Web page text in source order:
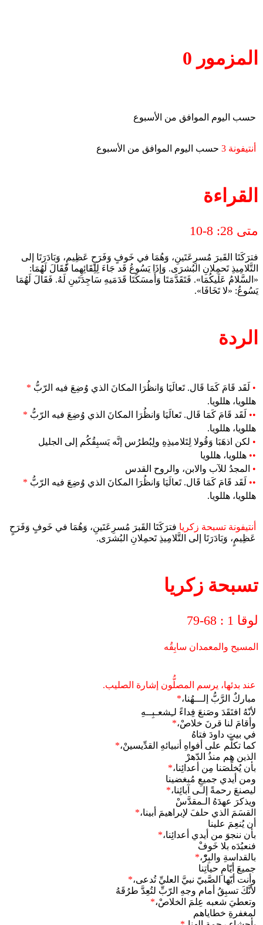
المزمور 0
حسب اليوم الموافق من الأسبوع
أنتيفونة 3 حسب اليوم الموافق من الأسبوع
القراءة
متى 28: 8-10
فترَكَتَا القَبرَ مُسرِعَتَينِ، وَهُمَا في خَوفٍ وَفَرَحٍ عَظِيمٍ، وَبَادَرَتَا إلى
التَّلامِيذِ تَحمِلانِ البُشرَى. وَإذَا يَسُوعُ قَد جَاءَ لِلِقَائِهِما فَقَالَ لَهُمَا:
«السَّلامُ عَلَيكُمَا». فَتَقَدَّمَتَا وَأَمسَكَتَا قَدَمَيهِ سَاجِدَتَينِ لَهُ. فَقَالَ لَهُمَا
يَسُوعُ: «لا تَخَافَا».
الردة
• لَقَد قَامَ كَمَا قَال. تَعالَيَا وَانظُرَا المكانَ الذي وُضِعَ فيه الرّبُّ *
هللويا، هللويا.
•• لَقَد قَامَ كَمَا قَال. تَعالَيَا وَانظُرَا المكانَ الذي وُضِعَ فيه الرّبُّ *
هللويا، هللويا.
• لكن اذهَبَا وَقُولا لِتَلاميذِهِ ولِبُطرُس إنَّه يَسبِقُكُم إلى الجليل
•• هللويا، هللويا
• المجدُ للآب والابن، والروح القدس
•• لَقَد قَامَ كَمَا قَال. تَعالَيَا وَانظُرَا المكانَ الذي وُضِعَ فيه الرّبُّ *
هللويا، هللويا.
أنتيفونة تسبحة زكريا فترَكَتَا القَبرَ مُسرِعَتَينِ، وَهُمَا في خَوفٍ وَفَرَحٍ
عَظِيمٍ، وَبَادَرَتَا إلى التَّلامِيذِ تَحمِلانِ البُشرَى.
تسبحة زكريا
لوقا 1 : 68-79
المسيح والمعمدان سابِقُه
عند بدئها، يرسم المصلُّون إشارة الصليب.
مباركٌ الرَّبُّ إلـــهُنا،*
لأنّهُ افتَقَدَ وصَنعَ فِداءً لـِشعـبِــهِ
وأقامَ لنا قرنَ خلاصْ،*
في بيتِ داودَ فتاهُ
كما تكلَّم على أفواهِ أنبيائهِ القدِّيسينْ،*
الذين هم منذُ الدّهرْ
بأن يُخلِّصَنا مِن أعدائِنا،*
ومن أيدي جميعِ مُبغضينا
ليصنعَ رحمةً إلـى آبائِنا،*
ويذكرَ عهدَهُ الـمقدَّسْ
القسَمَ الذي حلفَ لإبراهيمَ أبينا،*
أن يُنعِمَ علينا
بأن ننجوَ من أيدي أعدائِنا،*
فنعبُدَه بلا خَوفْ
بالقداسةِ والبِرّْ،*
جميعَ أيّامِ حياتِنا
وأنت أيّها الصَّبيّ نبيَّ العليِّ تُدعى،*
لأنَّكَ تسبِقُ أمام وجهِ الرّبِّ لتُعِدَّ طرُقَهُ
وتعطيَ شعبه عِلمَ الخلاصْ،*
لمغفرةِ خطاياهم